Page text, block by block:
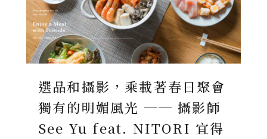
選品和攝影，乘載著春日聚會
獨有的明媚風光 ── 攝影師
See Yu feat. NITORI 宜得